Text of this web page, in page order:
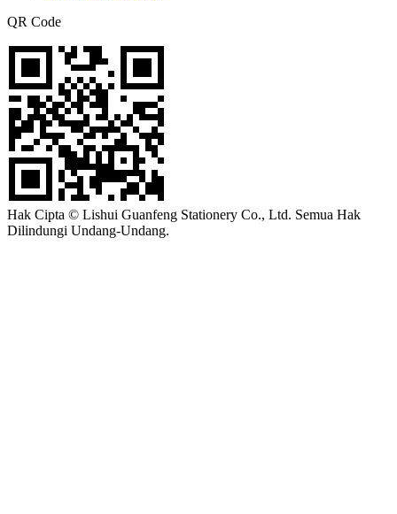
QR Code
Hak Cipta © Lishui Guanfeng Stationery Co., Ltd. Semua Hak
Dilindungi Undang-Undang.